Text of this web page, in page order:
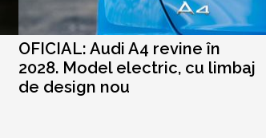
OFICIAL: Audi A4 revine în
2028. Model electric, cu limbaj
de design nou